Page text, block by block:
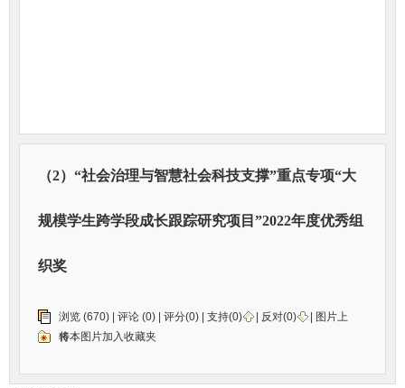
（2）“社会治理与智慧社会科技支撑”重点专项“大
规模学生跨学段成长跟踪研究项目”2022年度优秀组
织奖
浏览 (670) | 评论 (0) | 评分(0) | 支持(0) 反对(0)
| 图片上
传：
将本图片加入收藏夹